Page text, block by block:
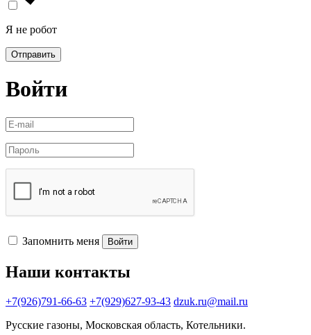
Я не робот
Отправить
Войти
Запомнить меня Войти
Наши контакты
+7(926)791-66-63 +7(929)627-93-43 dzuk.ru@mail.ru
Русские газоны, Московская область, Котельники.